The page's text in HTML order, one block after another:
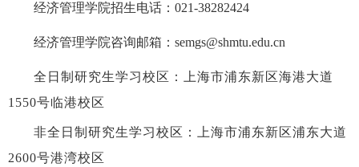
经济管理学院招生电话：021-38282424
经济管理学院咨询邮箱：semgs@shmtu.edu.cn
全日制研究生学习校区 ：上海市浦东新区海港大道
1550号临港校区
非全日制研究生学习校区 ：上海市浦东新区浦东大道
2600号港湾校区